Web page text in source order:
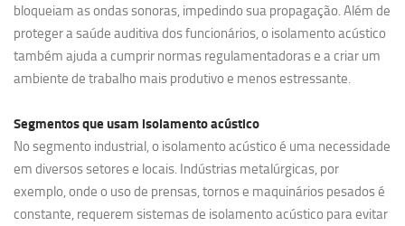
bloqueiam as ondas sonoras, impedindo sua propagação. Além de
proteger a saúde auditiva dos funcionários, o isolamento acústico
também ajuda a cumprir normas regulamentadoras e a criar um
ambiente de trabalho mais produtivo e menos estressante.
Segmentos que usam isolamento acústico
No segmento industrial, o isolamento acústico é uma necessidade
em diversos setores e locais. Indústrias metalúrgicas, por
exemplo, onde o uso de prensas, tornos e maquinários pesados é
constante, requerem sistemas de isolamento acústico para evitar